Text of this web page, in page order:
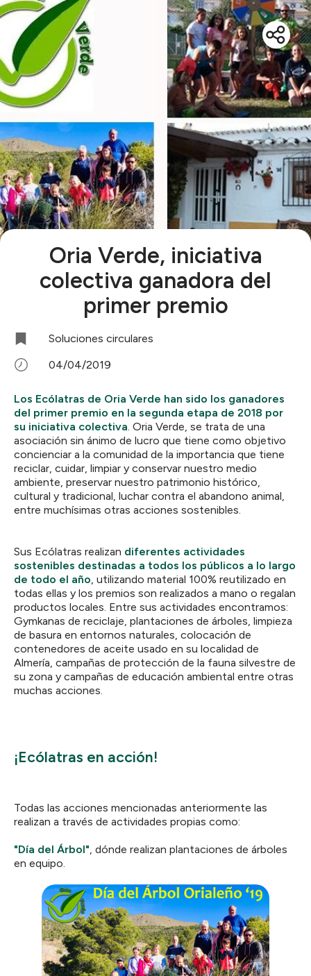
Oria Verde, iniciativa
colectiva ganadora del
primer premio
Soluciones circulares
04/04/2019
Los Ecólatras de Oria Verde han sido los ganadores
del primer premio en la segunda etapa de 2018 por
su iniciativa colectiva. Oria Verde, se trata de una
asociación sin ánimo de lucro que tiene como objetivo
concienciar a la comunidad de la importancia que tiene
reciclar, cuidar, limpiar y conservar nuestro medio
ambiente, preservar nuestro patrimonio histórico,
cultural y tradicional, luchar contra el abandono animal,
entre muchísimas otras acciones sostenibles.
Sus Ecólatras realizan diferentes actividades
sostenibles destinadas a todos los públicos a lo largo
de todo el año, utilizando material 100% reutilizado en
todas ellas y los premios son realizados a mano o regalan
productos locales. Entre sus actividades encontramos:
Gymkanas de reciclaje, plantaciones de árboles, limpieza
de basura en entornos naturales, colocación de
contenedores de aceite usado en su localidad de
Almería, campañas de protección de la fauna silvestre de
su zona y campañas de educación ambiental entre otras
muchas acciones.
¡Ecólatras en acción!
Todas las acciones mencionadas anteriormente las
realizan a través de actividades propias como:
"Día del Árbol", dónde realizan plantaciones de árboles
en equipo.